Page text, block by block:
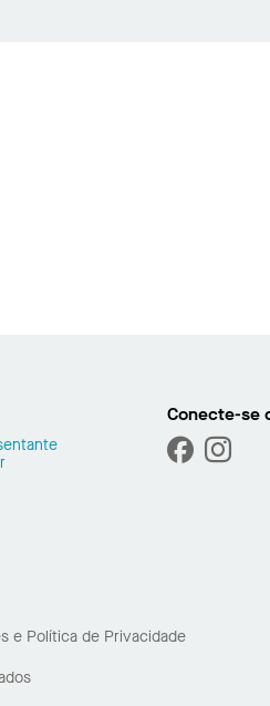
Conecte-se
e Política de Privacidade